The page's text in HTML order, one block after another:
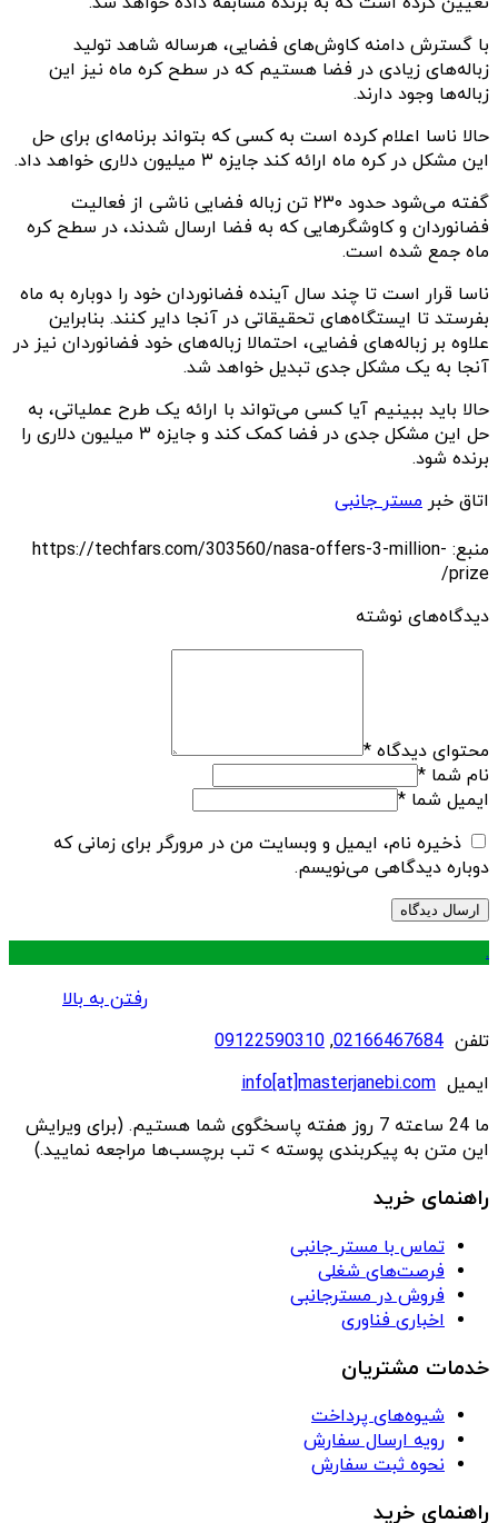
با گسترش دامنه کاوش‌های فضایی، هرساله شاهد تولید
زباله‌های زیادی در فضا هستیم که در سطح کره ماه نیز این
زباله‌ها وجود دارند.
حالا ناسا اعلام کرده است به کسی که بتواند برنامه‌ای برای حل
این مشکل در کره ماه ارائه کند جایزه ۳ میلیون دلاری خواهد داد.
گفته می‌شود حدود ۲۳۰ تن زباله فضایی ناشی از فعالیت
فضانوردان و کاوشگرهایی که به فضا ارسال شدند، در سطح کره
ماه جمع شده است.
ناسا قرار است تا چند سال آینده فضانوردان خود را دوباره به ماه
بفرستد تا ایستگاه‌های تحقیقاتی در آنجا دایر کنند. بنابراین
علاوه بر زباله‌های فضایی، احتمالا زباله‌های خود فضانوردان نیز در
آنجا به یک مشکل جدی تبدیل خواهد شد.
حالا باید ببینیم آیا کسی می‌تواند با ارائه یک طرح عملیاتی، به
حل این مشکل جدی در فضا کمک کند و جایزه ۳ میلیون دلاری را
برنده شود.
اتاق خبر مستر جانبی
منبع: https://techfars.com/303560/nasa-offers-3-million-
prize/
دیدگاه‌های نوشته
محتوای دیدگاه *
نام شما *
ایمیل شما *
ذخیره نام، ایمیل و وبسایت من در مرورگر برای زمانی که
دوباره دیدگاهی می‌نویسم.
.
رفتن به بالا
تلفن 02166467684
,
09122590310
ایمیل info[at]masterjanebi.com
ما 24 ساعته 7 روز هفته پاسخگوی شما هستیم. (برای ویرایش
این متن به پیکربندی پوسته > تب برچسب‌ها مراجعه نمایید.)
راهنمای خرید
تماس با مستر جانبی
فرصت‌های شغلی
فروش در مسترجانبی
اخباری فناوری
خدمات مشتریان
شیوه‌های پرداخت
رویه ارسال سفارش
نحوه ثبت سفارش
راهنمای خرید